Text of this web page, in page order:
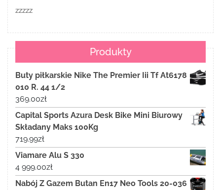
zzzzz
Produkty
Buty piłkarskie Nike The Premier Iii Tf At6178
010 R. 44 1/2
369.00zł
Capital Sports Azura Desk Bike Mini Biurowy
Składany Maks 100Kg
719.99zł
Viamare Alu S 330
4 999.00zł
Nabój Z Gazem Butan En17 Neo Tools 20-036